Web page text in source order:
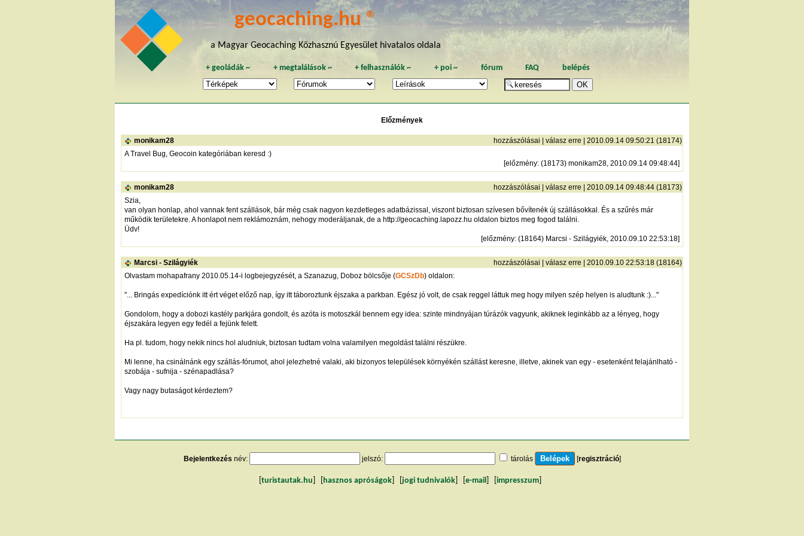
geocaching.hu ®
a Magyar Geocaching Közhasznú Egyesület hivatalos oldala
+geoládák ~ + megtalálások~ +felhasználók ~ + poi~ fórum FAQ belépés
Előzmények
monikam28 hozzászólásai válasz erre | 2010.09.14 09:50:21 (18174)
A Travel Bug, Geocoin kategóriában keresd :)
[előzmény: (18173) monikam28, 2010.09.14 09:48:44]
monikam28 hozzászólásai válasz erre | 2010.09.14 09:48:44 (18173)
Szia,
van olyan honlap, ahol vannak fent szállások, bár még csak nagyon kezdetleges adatbázissal, viszont biztosan szívesen bővítenék új szállásokkal. És a szűrés már
működik területekre. A honlapot nem reklámoznám, nehogy moderáljanak, de a http://geocaching.lapozz.hu oldalon biztos meg fogod találni.
Üdv!
[előzmény: (18164) Marcsi - Szilágyiék, 2010.09.10 22:53:18]
Marcsi - Szilágyiék hozzászólásai válasz erre | 2010.09.10 22:53:18 (18164)
Olvastam mohapafrany 2010.05.14-i logbejegyzését, a Szanazug, Doboz bölcsője (GCSzDb) oldalon:
"... Bringás expedíciónk itt ért véget előző nap, így itt táboroztunk éjszaka a parkban. Egész jó volt, de csak reggel láttuk meg hogy milyen szép helyen is aludtunk :)..."
Gondolom, hogy a dobozi kastély parkjára gondolt, és azóta is motoszkál bennem egy idea: szinte mindnyájan túrázók vagyunk, akiknek leginkább az a lényeg, hogy
éjszakára legyen egy fedél a fejünk felett.
Ha pl. tudom, hogy nekik nincs hol aludniuk, biztosan tudtam volna valamilyen megoldást találni részükre.
Mi lenne, ha csinálnánk egy szállás-fórumot, ahol jelezhetné valaki, aki bizonyos települések környékén szállást keresne, illetve, akinek van egy - esetenként felajánlható -
szobája - sufnija - szénapadlása?
Vagy nagy butaságot kérdeztem?
Bejelentkezés név: jelszó: tárolás [regisztráció]
turistautak.hu hasznos apróságok jogi tudnivalók e-mail impresszum